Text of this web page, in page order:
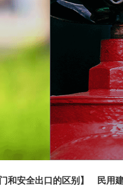
和安全出口的区别】 民用